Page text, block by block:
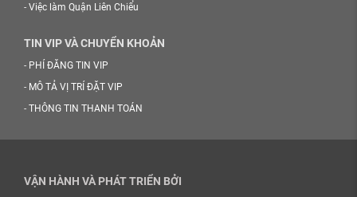
- Việc làm Quận Liên Chiểu
TIN VIP VÀ CHUYỂN KHOẢN
- PHÍ ĐĂNG TIN VIP
- MÔ TẢ VỊ TRÍ ĐẶT VIP
- THÔNG TIN THANH TOÁN
VẬN HÀNH VÀ PHÁT TRIỂN BỞI